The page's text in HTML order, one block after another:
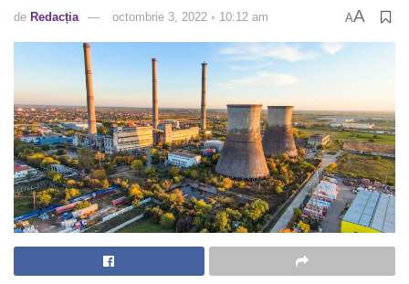
de Redacția octombrie 3, 2022 ◦ 10:12 am AA